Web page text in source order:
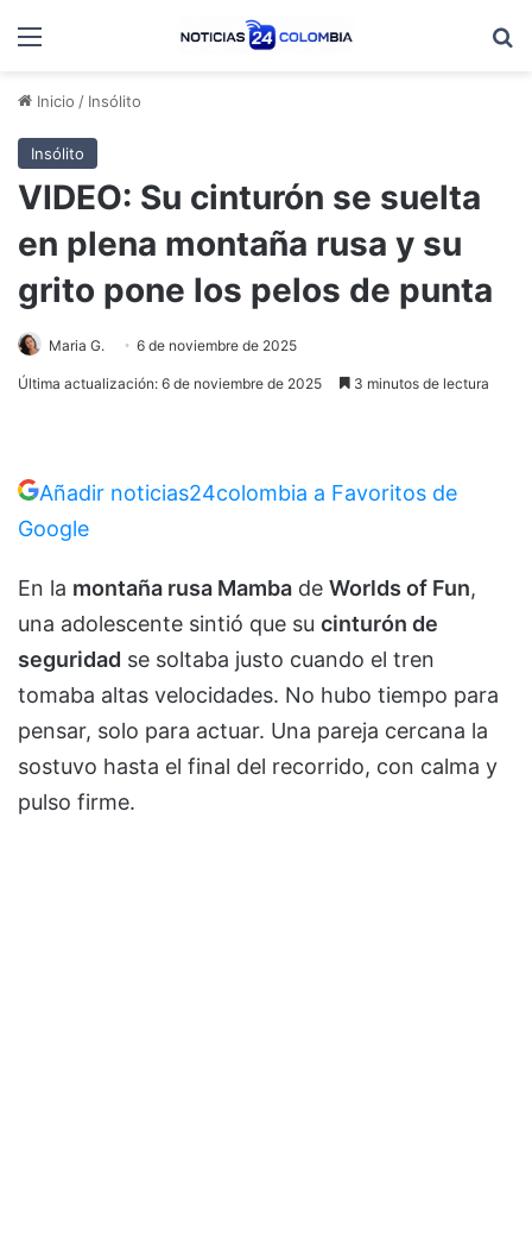
Menú
Inicio / Insólito
Insólito
VIDEO: Su cinturón se suelta
en plena montaña rusa y su
grito pone los pelos de punta
Maria G. 6 de noviembre de 2025
Última actualización: 6 de noviembre de 2025 3 minutos de lectura
Añadir noticias24colombia a Favoritos de
Google
En la montaña rusa Mamba de Worlds of Fun,
una adolescente sintió que su cinturón de
seguridad se soltaba justo cuando el tren
tomaba altas velocidades. No hubo tiempo para
pensar, solo para actuar. Una pareja cercana la
sostuvo hasta el final del recorrido, con calma y
pulso firme.